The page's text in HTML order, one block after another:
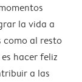
la vida a
como al resto
hacer feliz
a las